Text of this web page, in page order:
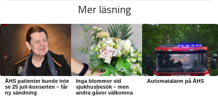
Mer läsning
ÅHS patienter kunde inte
se 25 juli-konserten – får
ny sändning
Inga blommor vid
sjukhusbesök – men
andra gåvor välkomna
Automatalarm på ÅHS